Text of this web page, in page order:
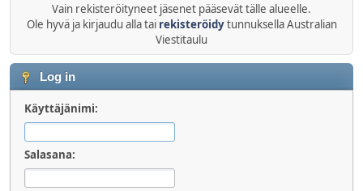
Vain rekisteröityneet jäsenet pääsevät tälle alueelle.
Ole hyvä ja kirjaudu alla tai rekisteröidytunnuksella Australian
Viestitaulu
Log in
Käyttäjänimi:
Salasana: